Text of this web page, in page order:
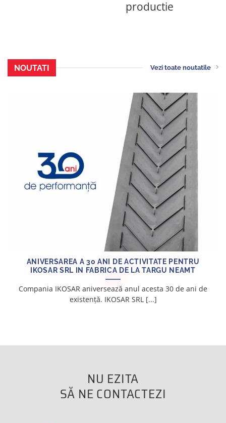
productie
NOUTATI Vezi toate noutatile
ANIVERSAREA A 30 ANI DE ACTIVITATE PENTRU
IKOSAR SRL IN FABRICA DE LA TARGU NEAMT
Compania IKOSAR aniversează anul acesta 30 de ani de
existență. IKOSAR SRL [...]
NU EZITA
SĂ NE CONTACTEZI